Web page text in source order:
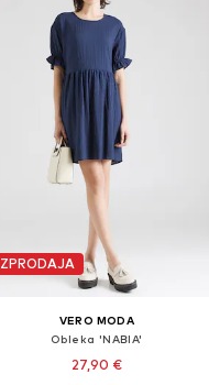
VERO MODA
Obleka 'NABIA'
27,90 €